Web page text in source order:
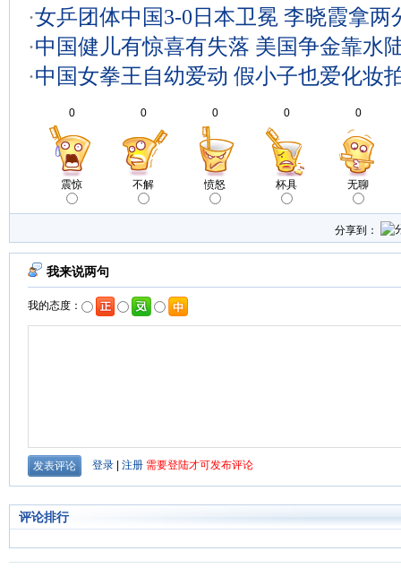
·女乒团体中国3-0日本卫冕 李晓霞拿两
·中国健儿有惊喜有失落 美国争金靠水
·中国女拳王自幼爱动 假小子也爱化妆
0
震惊
0
不解
0
愤怒
0
杯具
0
无聊
分享到：
评论排行